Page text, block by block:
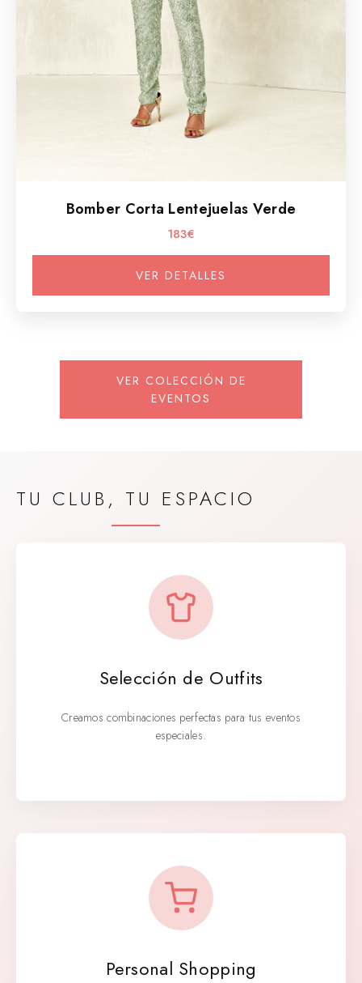
Bomber Corta Lentejuelas Verde
183€
VER DETALLES
VER COLECCIÓN DE
EVENTOS
TU CLUB, TU ESPACIO
Selección de Outfits
Creamos combinaciones perfectas para tus eventos
especiales.
Personal Shopping